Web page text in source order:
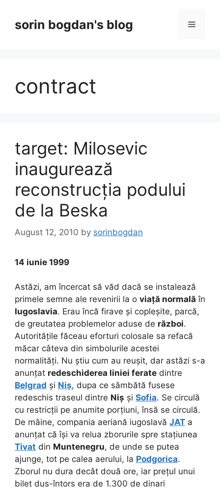
contentsorin bogdan's blog Menu
contract
target: Milosevic
inaugurează
reconstrucția podului
de la Beska
August 12, 2010 by sorinbogdan
14 iunie 1999
Astăzi, am încercat să văd dacă se instalează
primele semne ale revenirii la o viață normală în
Iugoslavia. Erau încă firave și copleșite, parcă,
de greutatea problemelor aduse de război.
Autoritățile făceau eforturi colosale sa refacă
măcar câteva din simbolurile acestei
normalități. Nu știu cum au reușit, dar astăzi s-a
anunțat redeschiderea liniei ferate dintre
Belgrad și Niș, dupa ce sâmbătă fusese
redeschis traseul dintre Niș și Sofia. Se circulă
cu restricții pe anumite porțiuni, însă se circulă.
De mâine, compania aeriană iugoslavă JAT a
anunțat că își va relua zborurile spre stațiunea
Tivat din Muntenegru, de unde se putea
ajunge, tot pe calea aerului, la Podgorica.
Zborul nu dura decât două ore, iar prețul unui
bilet dus-întors era de 1.300 de dinari